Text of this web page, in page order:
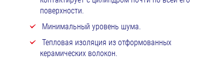
поверхности.
Минимальный уровень шума.
Тепловая изоляция из отформованных
керамических волокон.